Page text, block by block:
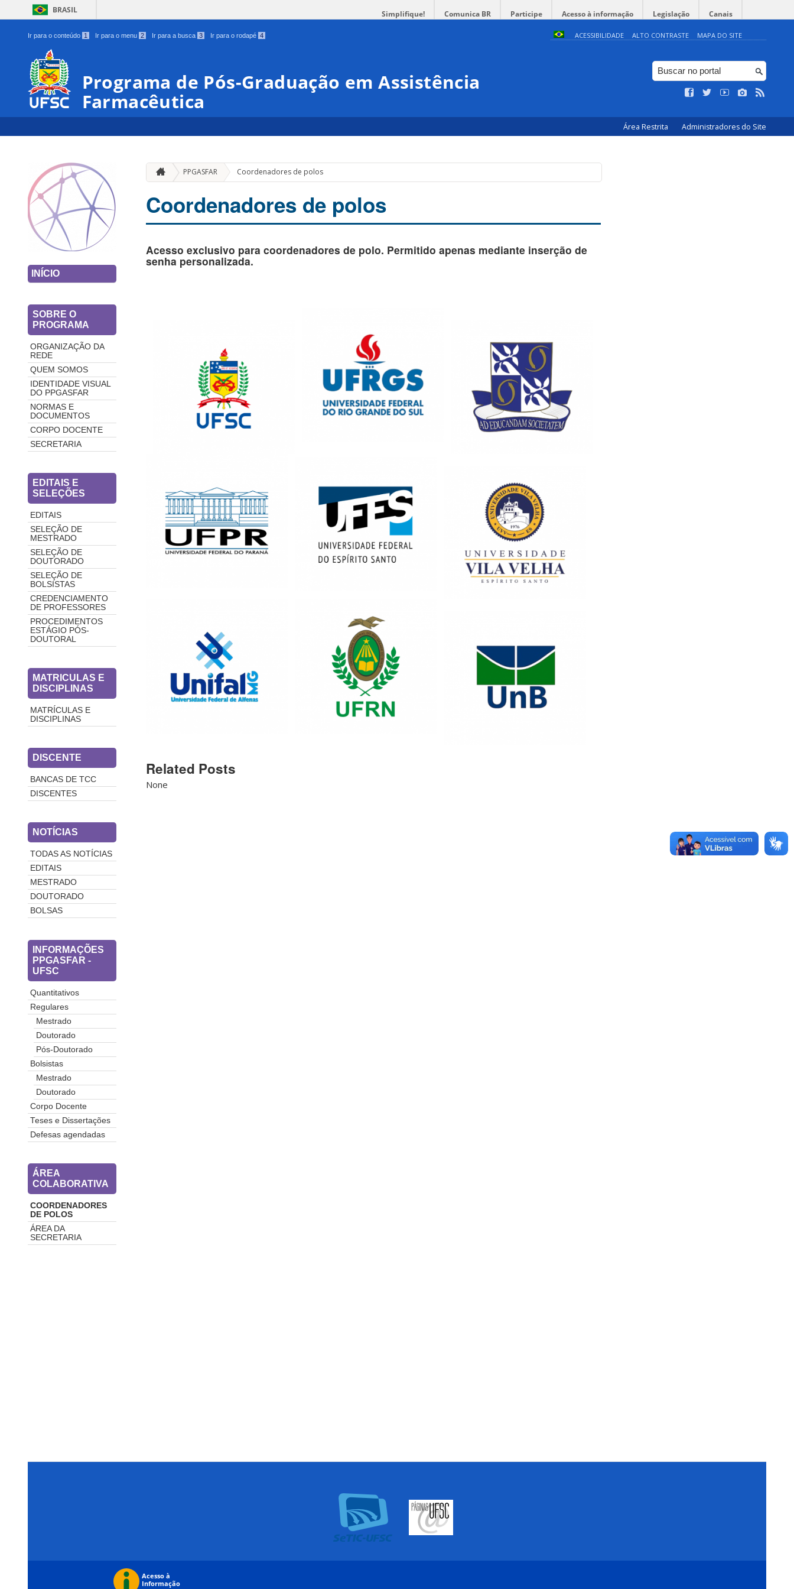
BRASIL Simplifique! Comunica BR Participe Acesso à informação Legislação Canais
Ir para o conteúdo 1 Ir para o menu 2 Ir para a busca 3 Ir para o rodapé 4 ACESSIBILIDADE ALTO CONTRASTE MAPA DO SITE
Programa de Pós-Graduação em Assistência
Farmacêutica
Área Restrita Administradores do Site
INÍCIO
SOBRE O
PROGRAMA
ORGANIZAÇÃO DA
REDE
QUEM SOMOS
IDENTIDADE VISUAL
DO PPGASFAR
NORMAS E
DOCUMENTOS
CORPO DOCENTE
SECRETARIA
EDITAIS E
SELEÇÕES
EDITAIS
SELEÇÃO DE
MESTRADO
SELEÇÃO DE
DOUTORADO
SELEÇÃO DE
BOLSISTAS
CREDENCIAMENTO
DE PROFESSORES
PROCEDIMENTOS
ESTÁGIO PÓS-
DOUTORAL
MATRICULAS E
DISCIPLINAS
MATRÍCULAS E
DISCIPLINAS
DISCENTE
BANCAS DE TCC
DISCENTES
NOTÍCIAS
TODAS AS NOTÍCIAS
EDITAIS
MESTRADO
DOUTORADO
BOLSAS
INFORMAÇÕES
PPGASFAR -
UFSC
Quantitativos
Regulares
Mestrado
Doutorado
Pós-Doutorado
Bolsistas
Mestrado
Doutorado
Corpo Docente
Teses e Dissertações
Defesas agendadas
ÁREA
COLABORATIVA
COORDENADORES
DE POLOS
ÁREA DA
SECRETARIA
PPGASFAR Coordenadores de polos
Coordenadores de polos
Acesso exclusivo para coordenadores de polo. Permitido apenas mediante inserção de
senha personalizada.
Related Posts
None